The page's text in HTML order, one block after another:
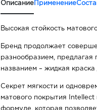
Описание Применение
Высокая стойкость
Бренд продолжает
разнообразием, предлагая
названием – жидкая
Секрет мягкости и
матового покрытия